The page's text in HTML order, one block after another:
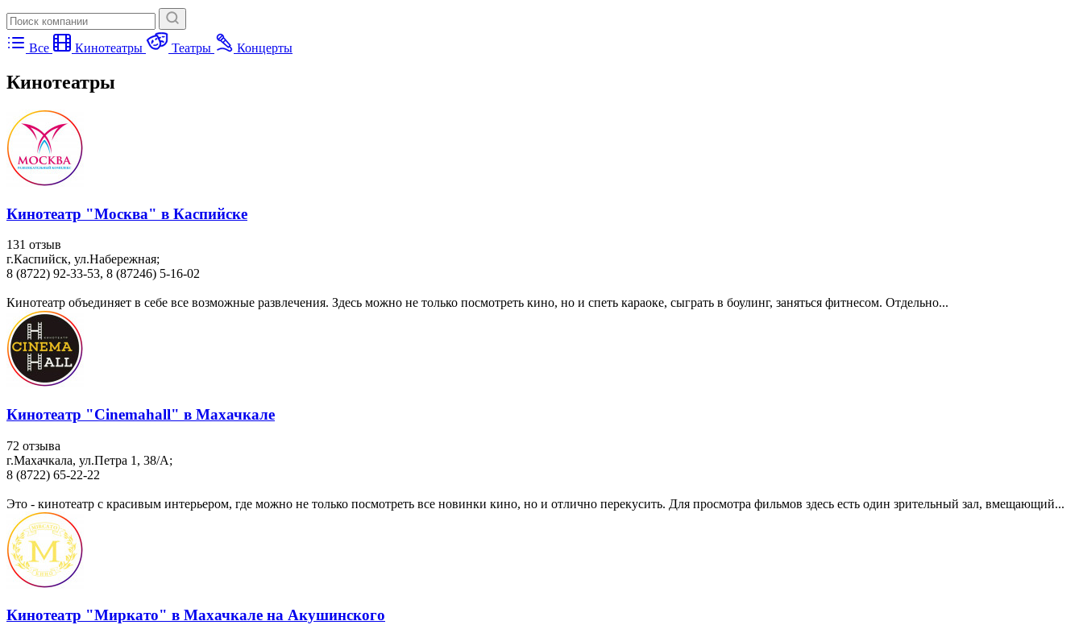
Все Кинотеатры Театры Концерты
Кинотеатры
Кинотеатр "Москва" в Каспийске
131 отзыв
г.Каспийск, ул.Набережная;
8 (8722) 92-33-53, 8 (87246) 5-16-02
Кинотеатр объединяет в себе все возможные развлечения. Здесь можно не только посмотреть кино, но и спеть караоке, сыграть в боулинг, заняться фитнесом. Отдельно...
Кинотеатр "Cinemahall" в Махачкале
72 отзыва
г.Махачкала, ул.Петра 1, 38/A;
8 (8722) 65-22-22
Это - кинотеатр с красивым интерьером, где можно не только посмотреть все новинки кино, но и отлично перекусить. Для просмотра фильмов здесь есть один зрительный зал, вмещающий...
Кинотеатр "Миркато" в Махачкале на Акушинского